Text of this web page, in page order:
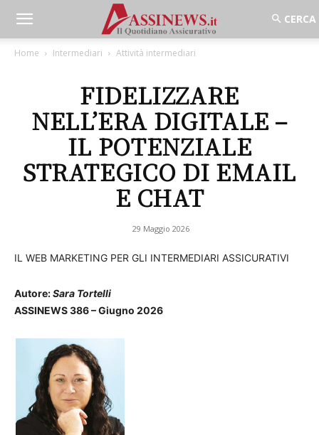
Home Intermediari Attività intermediari
FIDELIZZARE
NELL’ERA DIGITALE –
IL POTENZIALE
STRATEGICO DI EMAIL
E CHAT
29 Maggio 2026
IL WEB MARKETING PER GLI INTERMEDIARI ASSICURATIVI
Autore:Sara Tortelli
ASSINEWS 386 – Giugno 2026